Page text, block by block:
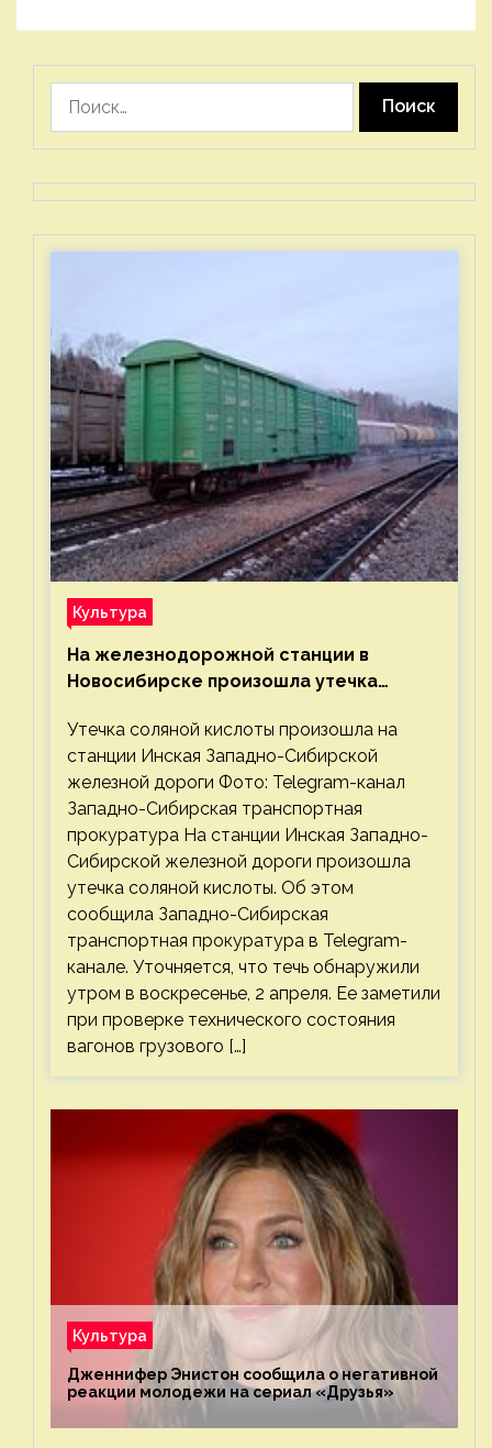
Культура
На железнодорожной станции в
Новосибирске произошла утечка
Утечка соляной кислоты произошла на
станции Инская Западно-Сибирской
железной дороги Фото: Telegram-канал
Западно-Сибирская транспортная
прокуратура На станции Инская Западно-
Сибирской железной дороги произошла
утечка соляной кислоты. Об этом
сообщила Западно-Сибирская
транспортная прокуратура в Telegram-
канале. Уточняется, что течь обнаружили
утром в воскресенье, 2 апреля. Ее заметили
при проверке технического состояния
вагонов грузового […]
Культура
Дженнифер Энистон сообщила о негативной
реакции молодежи на сериал «Друзья»